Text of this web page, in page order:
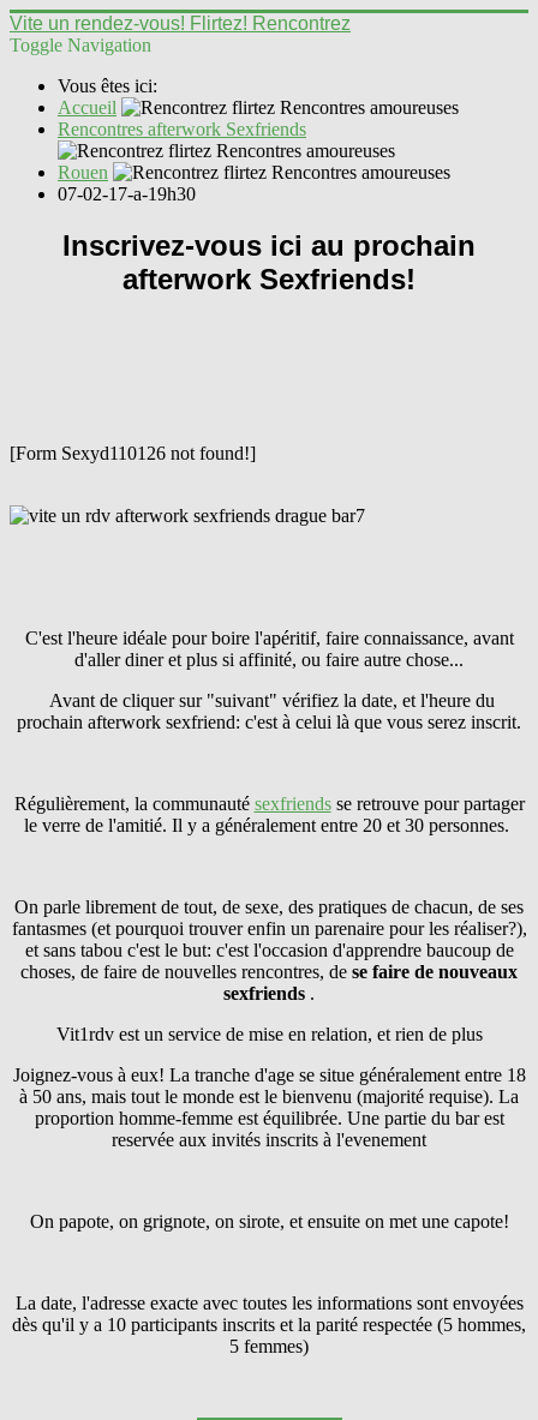
Vite un rendez-vous! Flirtez! Rencontrez
Toggle Navigation
Vous êtes ici:
Accueil
Rencontres afterwork Sexfriends
Rouen
07-02-17-a-19h30
Inscrivez-vous ici au prochain
afterwork Sexfriends!
[Form Sexyd110126 not found!]
C'est l'heure idéale pour boire l'apéritif, faire connaissance, avant
d'aller diner et plus si affinité, ou faire autre chose...
Avant de cliquer sur "suivant" vérifiez la date, et l'heure du
prochain afterwork sexfriend: c'est à celui là que vous serez inscrit.
Régulièrement, la communauté sexfriendsse retrouve pour partager
le verre de l'amitié. Il y a généralement entre 20 et 30 personnes.
On parle librement de tout, de sexe, des pratiques de chacun, de ses
fantasmes (et pourquoi trouver enfin un parenaire pour les réaliser?),
et sans tabou c'est le but: c'est l'occasion d'apprendre baucoup de
choses, de faire de nouvelles rencontres, de se faire de nouveaux
sexfriends .
Vit1rdv est un service de mise en relation, et rien de plus
Joignez-vous à eux! La tranche d'age se situe généralement entre 18
à 50 ans, mais tout le monde est le bienvenu (majorité requise). La
proportion homme-femme est équilibrée. Une partie du bar est
reservée aux invités inscrits à l'evenement
On papote, on grignote, on sirote, et ensuite on met une capote!
La date, l'adresse exacte avec toutes les informations sont envoyées
dès qu'il y a 10 participants inscrits et la parité respectée (5 hommes,
5 femmes)